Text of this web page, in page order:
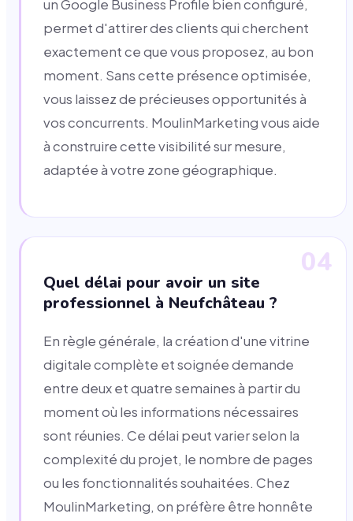
un Google Business Profile bien configuré,
permet d'attirer des clients qui cherchent
exactement ce que vous proposez, au bon
moment. Sans cette présence optimisée,
vous laissez de précieuses opportunités à
vos concurrents. MoulinMarketing vous aide
à construire cette visibilité sur mesure,
adaptée à votre zone géographique.
04
Quel délai pour avoir un site
professionnel à Neufchâteau ?
En règle générale, la création d'une vitrine
digitale complète et soignée demande
entre deux et quatre semaines à partir du
moment où les informations nécessaires
sont réunies. Ce délai peut varier selon la
complexité du projet, le nombre de pages
ou les fonctionnalités souhaitées. Chez
MoulinMarketing, on préfère être honnête